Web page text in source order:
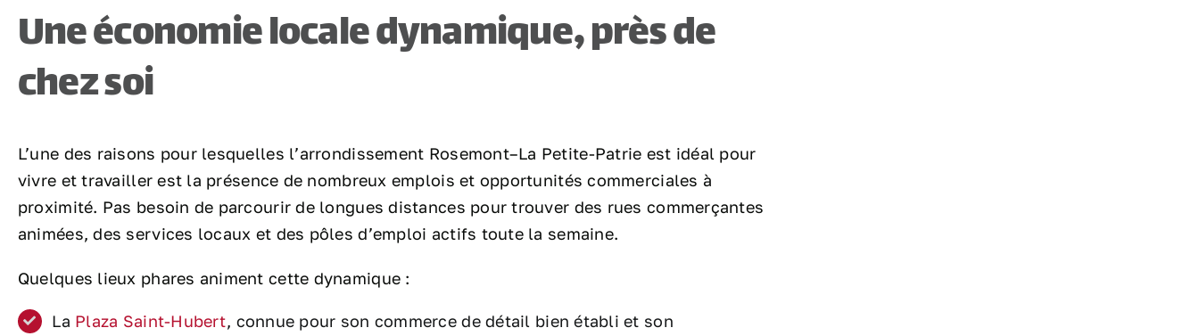
Une économie locale dynamique, près de
chez soi
L’une des raisons pour lesquelles l’arrondissement Rosemont–La Petite-Patrie est idéal pour
vivre et travailler est la présence de nombreux emplois et opportunités commerciales à
proximité. Pas besoin de parcourir de longues distances pour trouver des rues commerçantes
animées, des services locaux et des pôles d’emploi actifs toute la semaine.
Quelques lieux phares animent cette dynamique :
La Plaza Saint-Hubert, connue pour son commerce de détail bien établi et son